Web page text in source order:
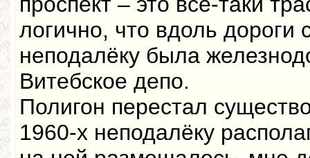
логично, что вдоль
неподалёку была
Витебское депо.
Полигон перестал
1960-х неподалёку